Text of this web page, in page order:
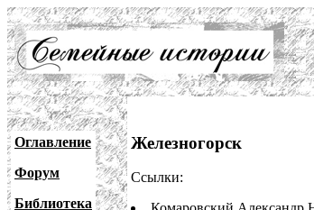
Оглавление
Форум
Библиотека
Железногорск
Ссылки: